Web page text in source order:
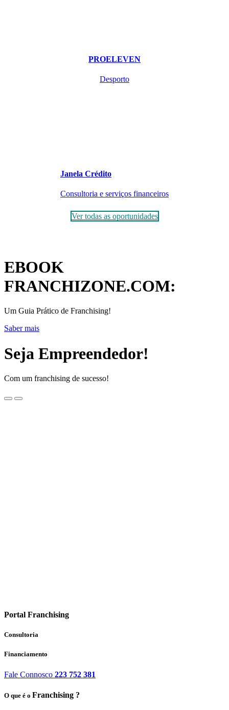
PROELEVEN
Desporto
Janela Crédito
Consultoria e serviços financeiros
Ver todas as oportunidades
EBOOK
FRANCHIZONE.COM:
Um Guia Prático de Franchising!
Saber mais
Seja Empreendedor!
Com um franchising de sucesso!
Portal Franchising
Consultoria
Financiamento
Fale Connosco 223 752 381
O que é o Franchising ?